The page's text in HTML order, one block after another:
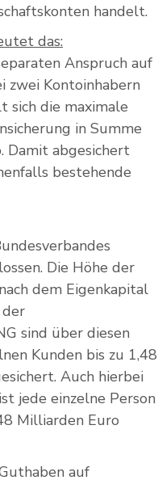
handelt.
das:
Anspruch auf
zwei Kontoinhabern
sich die maximale
in Summe
Damit abgesichert
bestehende
Die Höhe der
dem Eigenkapital
sind über diesen
Kunden bis zu 1,48
Auch hierbei
jede einzelne Person
Milliarden Euro
auf